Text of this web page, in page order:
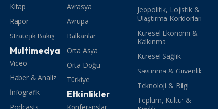
Kitap
Rapor
Stratejik Bakış
Multimedya
Video
Haber & Analiz
İnfografik
Podcasts
Avrasya
Avrupa
Balkanlar
Orta Asya
Orta Doğu
Türkiye
Etkinlikler
Konferanslar
Jeopolitik, Lojistik &
Ulaştırma Koridorları
Küresel Ekonomi &
Kalkınma
Küresel Sağlık
Savunma & Güvenlik
Teknoloji & Bilgi
Toplum, Kültür &